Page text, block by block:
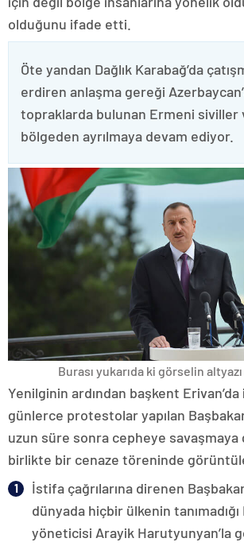
olduğunu ifade etti.
Öte yandan Dağlık Karabağ’da
erdiren anlaşma gereği
topraklarda bulunan Ermeni siviller
bölgeden ayrılmaya devam ediyor.
Burası yukarıda ki görselin
Yenilginin ardından başkent
günlerce protestolar yapılan
uzun süre sonra cepheye savaşmaya
birlikte bir cenaze töreninde
İstifa çağrılarına direnen
dünyada hiçbir ülkenin tanımadığı
yöneticisi Arayik Harutyunyan’la